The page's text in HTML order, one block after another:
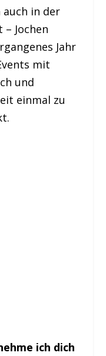
auch in der
Jochen
Jahr
mit
und
einmal zu
ich dich